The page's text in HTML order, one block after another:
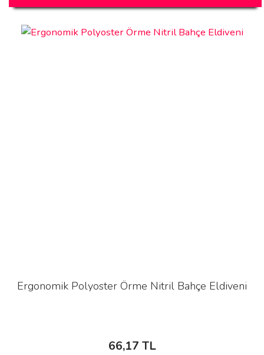
Ergonomik Polyoster Örme Nitril Bahçe Eldiveni
66,17 TL